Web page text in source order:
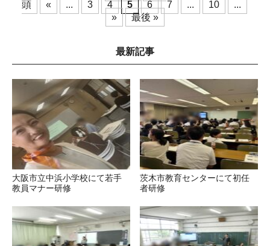
頭
« ... 3 4 5 6 7 ... 10
...
»
最後 »
最新記事
大阪市立中浜小学校にて若手
教員マナー研修
茨木市教育センターにて初任
者研修